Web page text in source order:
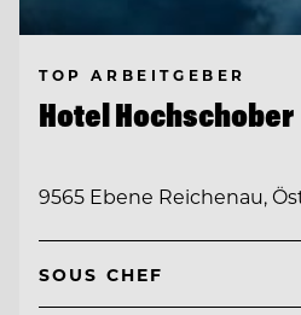
TOP ARBEITGEBER
Hotel Hochschober
9565 Ebene Reichenau,
SOUS CHEF